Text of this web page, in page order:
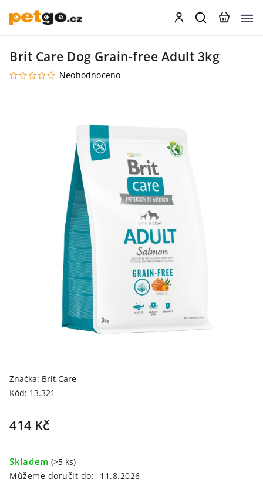
Brit Care Dog Grain-free Adult 3kg
Neohodnoceno
Kód: 13.321
Značka: Brit Care
414 Kč
Skladem (>5 ks)
Můžeme doručit do:
11.8.2026